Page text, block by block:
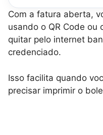
Com a fatura aberta,
usando o QR Code ou
quitar pelo internet
credenciado.
Isso facilita quando
precisar imprimir o